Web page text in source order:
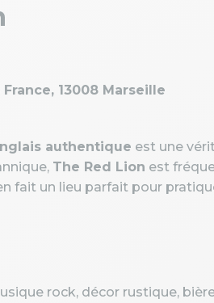
13008 Marseille
authentique est une
The Red Lion est
fait un lieu parfait pour
rock, décor rustique,